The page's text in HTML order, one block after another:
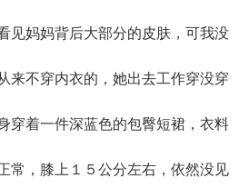
见妈妈背后大部分的皮肤，可我没
来不穿内衣的，她出去工作穿没穿
穿着一件深蓝色的包臀短裙，衣料
常，膝上１５公分左右，依然没见